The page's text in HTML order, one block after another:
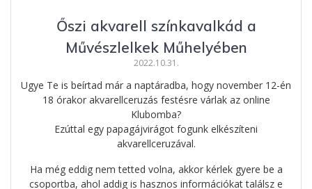
Őszi akvarell színkavalkád a
Művészlelkek Műhelyében
2022.10.31.
Ugye Te is beírtad már a naptáradba, hogy november 12-én
18 órakor akvarellceruzás festésre várlak az online
Klubomba?
Ezúttal egy papagájvirágot fogunk elkészíteni
akvarellceruzával.
Ha még eddig nem tetted volna, akkor kérlek gyere be a
csoportba, ahol addig is hasznos információkat találsz e